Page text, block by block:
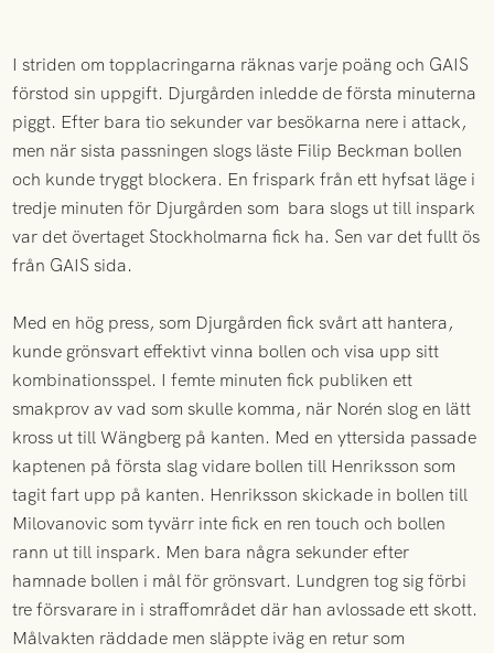
I striden om topplacringarna räknas varje poäng och GAIS
förstod sin uppgift. Djurgården inledde de första minuterna
piggt. Efter bara tio sekunder var besökarna nere i attack,
men när sista passningen slogs läste Filip Beckman bollen
och kunde tryggt blockera. En frispark från ett hyfsat läge i
tredje minuten för Djurgården som bara slogs ut till inspark
var det övertaget Stockholmarna fick ha. Sen var det fullt ös
från GAIS sida.
Med en hög press, som Djurgården fick svårt att hantera,
kunde grönsvart effektivt vinna bollen och visa upp sitt
kombinationsspel. I femte minuten fick publiken ett
smakprov av vad som skulle komma, när Norén slog en lätt
kross ut till Wängberg på kanten. Med en yttersida passade
kaptenen på första slag vidare bollen till Henriksson som
tagit fart upp på kanten. Henriksson skickade in bollen till
Milovanovic som tyvärr inte fick en ren touch och bollen
rann ut till inspark. Men bara några sekunder efter
hamnade bollen i mål för grönsvart. Lundgren tog sig förbi
tre försvarare in i straffområdet där han avlossade ett skott.
Målvakten räddade men släppte iväg en retur som